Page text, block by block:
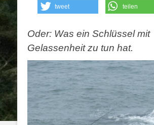
tweet teilen
Oder: Was ein Schlüssel mit
Gelassenheit zu tun hat.